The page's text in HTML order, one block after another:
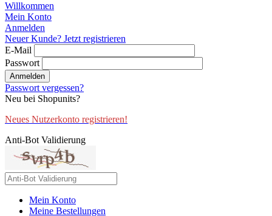
Willkommen
Mein Konto
Anmelden
Neuer Kunde? Jetzt registrieren
E-Mail
Passwort
Anmelden
Passwort vergessen?
Neu bei Shopunits?
Neues Nutzerkonto registrieren!
Anti-Bot Validierung
Mein Konto
Meine Bestellungen